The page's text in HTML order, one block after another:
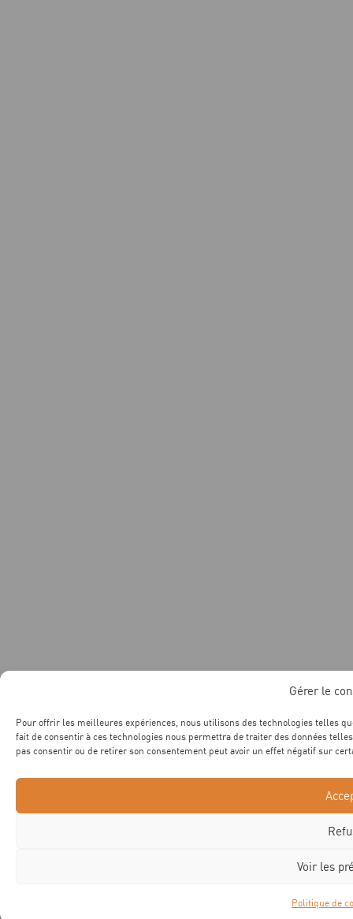
Gérer le
Pour offrir les meilleures expériences, nous utilisons des technologies telles
fait de consentir à ces technologies nous permettra de traiter des données
pas consentir ou de retirer son consentement peut avoir un effet négatif sur
Voir les
Politique de